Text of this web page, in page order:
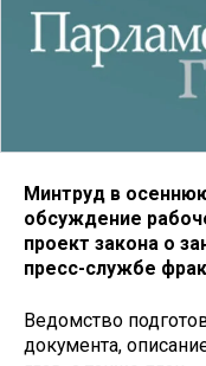
Минтруд в
обсуждение
проект закона о
пресс-службе
Ведомство
документа,